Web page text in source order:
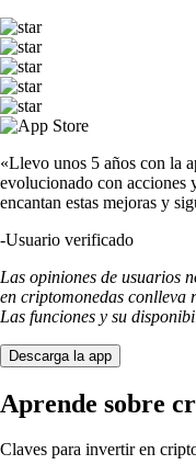
«Llevo unos 5 años con la
evolucionado con acciones
encantan estas mejoras y
-Usuario verificado
Las opiniones de usuarios
en criptomonedas conlleva
Las funciones y su
Descarga la app
Aprende sobre
Claves para invertir en